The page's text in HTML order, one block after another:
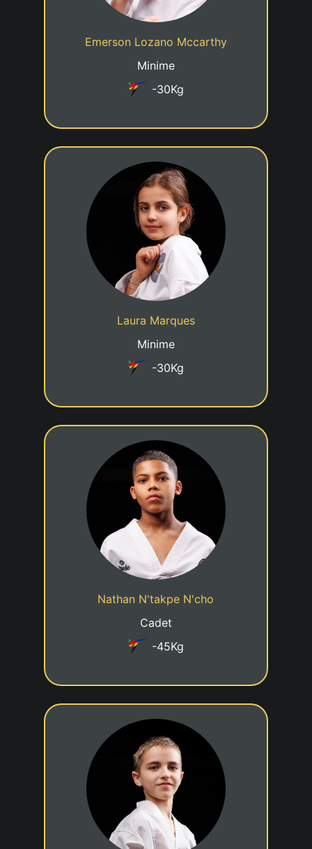
Emerson Lozano Mccarthy
Minime
-30Kg
Cadre jeune talent
Laura Marques
Minime
-30Kg
6eme KUP
Date de naissance
15/05/2016
Cadre jeune talent
Nathan N'takpe N'cho
Cadet
-45Kg
7eme KUP
Date de naissance
05/01/2014
Cadre jeune talent
6eme KUP
Date de naissance
18/11/2015
Cadre jeune talent